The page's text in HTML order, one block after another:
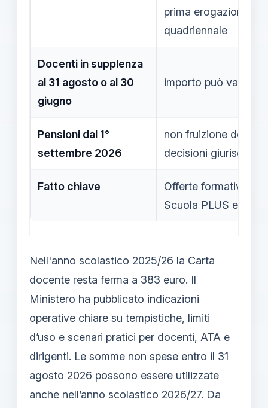
prima erogazione e
quadriennale
Docenti in supplenza
al 31 agosto o al 30
giugno
importo può variare
Pensioni dal 1°
settembre 2026
non fruizione della
decisioni
Fatto chiave
Offerte formative
Scuola PLUS e
Nell'anno scolastico 2025/26 la Carta
docente resta ferma a 383 euro. Il
Ministero ha pubblicato indicazioni
operative chiare su tempistiche, limiti
d’uso e scenari pratici per docenti, ATA e
dirigenti. Le somme non spese entro il 31
agosto 2026 possono essere utilizzate
anche nell’anno scolastico 2026/27. Da